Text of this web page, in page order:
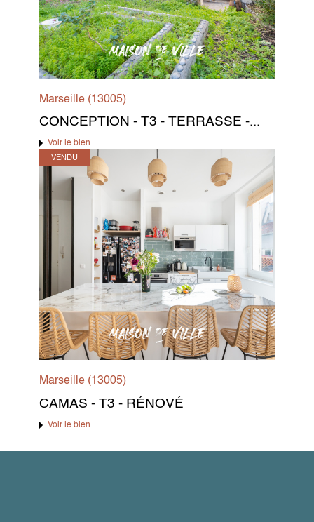
Marseille (13005)
CONCEPTION - T3 - TERRASSE -...
Voir le bien
VENDU
Marseille (13005)
CAMAS - T3 - RÉNOVÉ
Voir le bien